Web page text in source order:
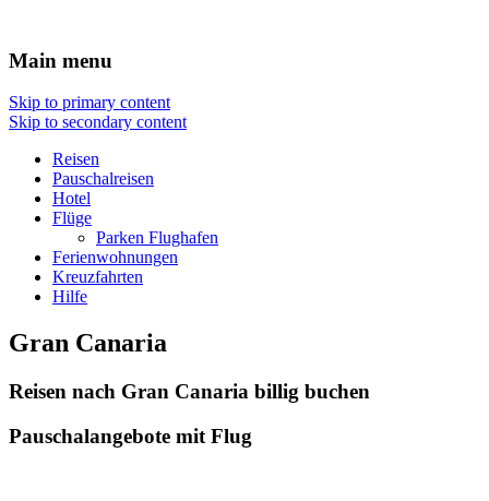
Hotel Flug Urlaub
Main menu
Skip to primary content
Skip to secondary content
Reisen
Pauschalreisen
Hotel
Flüge
Parken Flughafen
Ferienwohnungen
Kreuzfahrten
Hilfe
Gran Canaria
Reisen nach Gran Canaria billig buchen
Pauschalangebote mit Flug